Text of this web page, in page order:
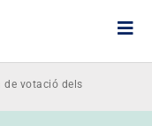
de votació dels